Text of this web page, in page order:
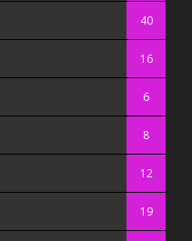
40
16
6
8
12
19